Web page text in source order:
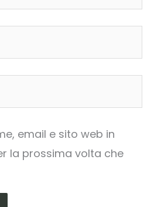
email e sito web in
la prossima volta che